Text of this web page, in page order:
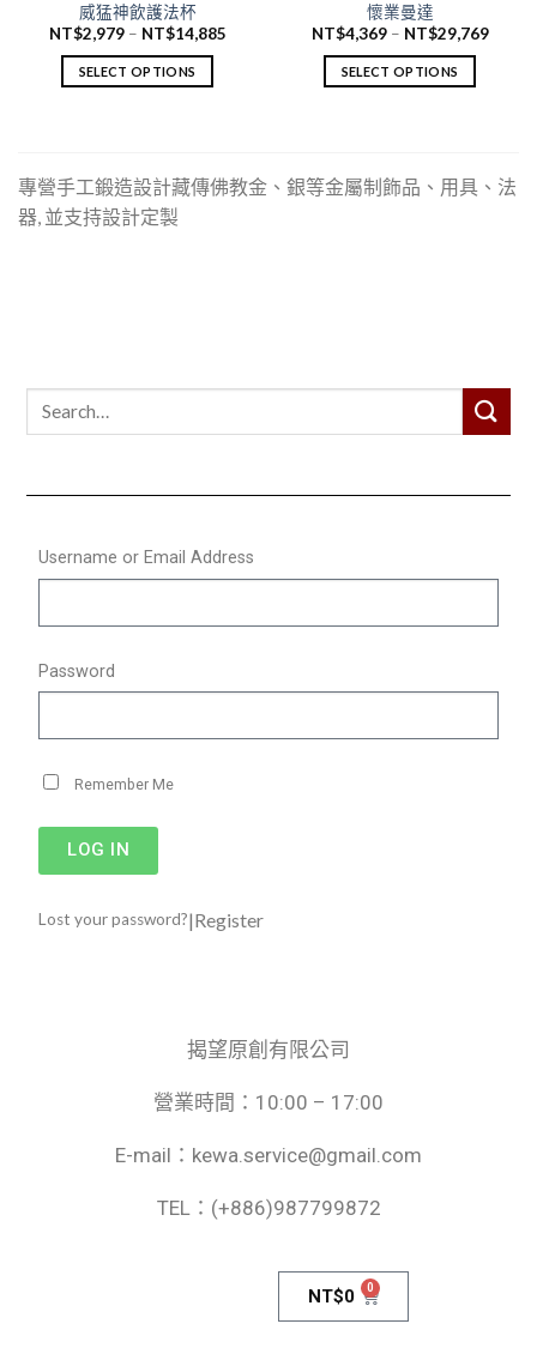
威猛神飲護法杯
NT$2,979– NT$14,885
SELECT OPTIONS
懷業曼達
NT$4,369– NT$29,769
SELECT OPTIONS
專營手工鍛造設計藏傳佛教金、銀等金屬制飾品、用具、法
器, 並支持設計定製
Username or Email Address
Password
Remember Me
LOG IN
Lost your password?|Register
揭望原創有限公司
營業時間：10:00 – 17:00
E-mail：kewa.service@gmail.com
TEL：(+886)987799872
NT$0 0